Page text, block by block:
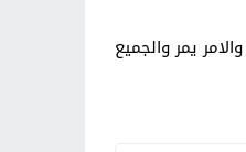
يمر والجميع